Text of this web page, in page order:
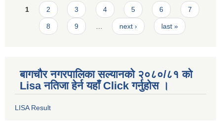
Pages
1 2 3 4 5 6 7
8 9 next › last »
बागचौर नगरपालिका सल्यानको २०८०/८१ को
Lisa नतिजा हेर्न यहाँ Click गर्नुहोस ।
LISA Result